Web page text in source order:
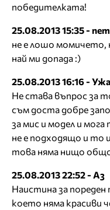
победителката!
25.08.2013 15:35 -
не е лошо момичето,
най ми допада :)
25.08.2013 16:16 -
Не става въпрос за
съм доста добре
за мис и модел и
не е подходящо и то
това няма нищо
25.08.2013 22:52 - Аз
Наистина за
което няма красиви